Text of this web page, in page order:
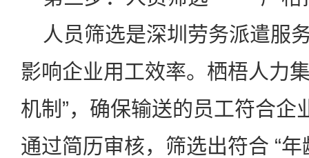
人员筛选是深圳劳务派遣服
影响企业用工效率。栖梧人力
机制”，确保输送的员工符合企
通过简历审核，筛选出符合 “